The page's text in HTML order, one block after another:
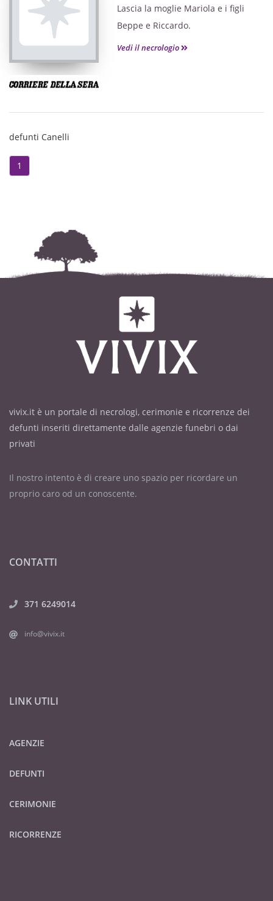
Lascia la moglie Mariola e i figli
Beppe e Riccardo.
Vedi il necrologio
defunti Canelli
1
vivix.it è un portale di necrologi, cerimonie e ricorrenze dei
defunti inseriti direttamente dalle agenzie funebri o dai
privati
Il nostro intento è di creare uno spazio per ricordare un
proprio caro od un conoscente.
CONTATTI
371 6249014
info@vivix.it
LINK UTILI
AGENZIE
DEFUNTI
CERIMONIE
RICORRENZE